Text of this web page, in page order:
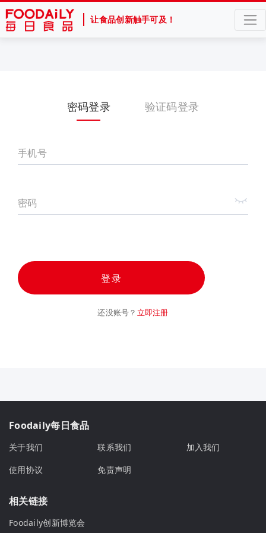
让食品创新触手可及！
密码登录 验证码登录
手机号
密码
登录
还没账号？ 立即注册
Foodaily每日食品
关于我们 联系我们
加入我们
使用协议
免责声明
相关链接
Foodaily创新博览会